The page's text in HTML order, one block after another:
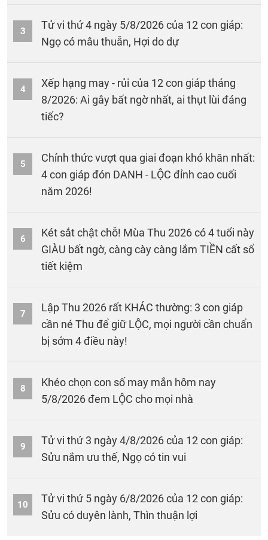
3
Tử vi thứ 4 ngày 5/8/2026 của 12 con giáp:
Ngọ có mâu thuẫn, Hợi do dự
4
Xếp hạng may - rủi của 12 con giáp tháng
8/2026: Ai gây bất ngờ nhất, ai thụt lùi đáng
tiếc?
5
Chính thức vượt qua giai đoạn khó khăn nhất:
4 con giáp đón DANH - LỘC đỉnh cao cuối
năm 2026!
6
Két sắt chật chỗ! Mùa Thu 2026 có 4 tuổi này
GIÀU bất ngờ, càng cày càng lắm TIỀN cất sổ
tiết kiệm
7
Lập Thu 2026 rất KHÁC thường: 3 con giáp
cần né Thu để giữ LỘC, mọi người cần chuẩn
bị sớm 4 điều này!
8
Khéo chọn con số may mắn hôm nay
5/8/2026 đem LỘC cho mọi nhà
9
Tử vi thứ 3 ngày 4/8/2026 của 12 con giáp:
Sửu nắm ưu thế, Ngọ có tin vui
10
Tử vi thứ 5 ngày 6/8/2026 của 12 con giáp:
Sửu có duyên lành, Thìn thuận lợi